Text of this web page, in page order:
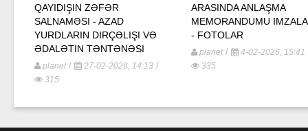
QAYIDIŞIN ZƏFƏR
SALNAMƏSI - AZAD
YURDLARIN DIRÇƏLIŞI VƏ
ƏDALƏTIN TƏNTƏNƏSI
planet/ 27-02-2026, 14:13 /
315
ARASINDA ANLAŞMA
MEMORANDUMU
- FOTOLAR
planet/ 4-02-2026, 15:41
335